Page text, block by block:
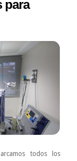
para
todos los